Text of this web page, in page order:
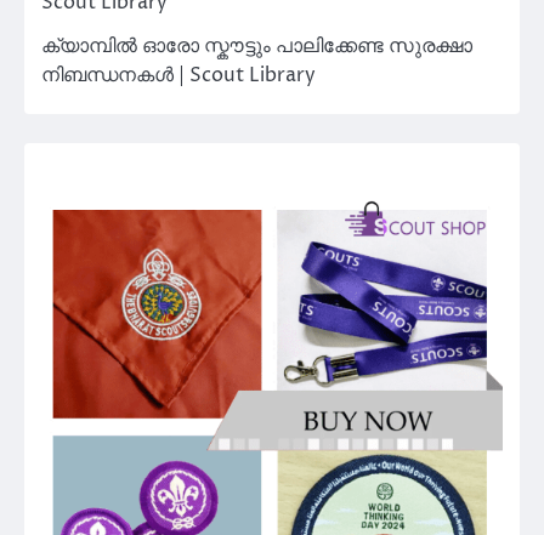
ക്യാമ്പിൽ ഓരോ സ്കൗട്ടും പാലിക്കേണ്ട സുരക്ഷാ
നിബന്ധനകൾ | Scout Library